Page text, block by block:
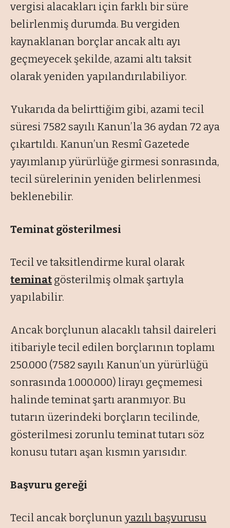
vergisi alacakları için farklı bir süre
belirlenmiş durumda. Bu vergiden
kaynaklanan borçlar ancak altı ayı
geçmeyecek şekilde, azami altı taksit
olarak yeniden yapılandırılabiliyor.
Yukarıda da belirttiğim gibi, azami tecil
süresi 7582 sayılı Kanun’la 36 aydan 72 aya
çıkartıldı. Kanun’un Resmî Gazetede
yayımlanıp yürürlüğe girmesi sonrasında,
tecil sürelerinin yeniden belirlenmesi
beklenebilir.
Teminat gösterilmesi
Tecil ve taksitlendirme kural olarak
teminat gösterilmiş olmak şartıyla
yapılabilir.
Ancak borçlunun alacaklı tahsil daireleri
itibariyle tecil edilen borçlarının toplamı
250.000 (7582 sayılı Kanun’un yürürlüğü
sonrasında 1.000.000) lirayı geçmemesi
halinde teminat şartı aranmıyor. Bu
tutarın üzerindeki borçların tecilinde,
gösterilmesi zorunlu teminat tutarı söz
konusu tutarı aşan kısmın yarısıdır.
Başvuru gereği
Tecil ancak borçlunun yazılı başvurusu